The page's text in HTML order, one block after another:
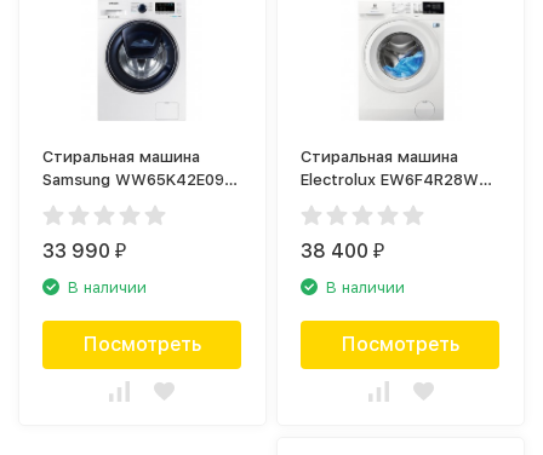
Стиральная машина
Samsung WW65K42E09W
AddWash
33 990₽
В наличии
Посмотреть
Стиральная машина
Electrolux EW6F4R28WU
PerfectCare
38 400₽
В наличии
Посмотреть